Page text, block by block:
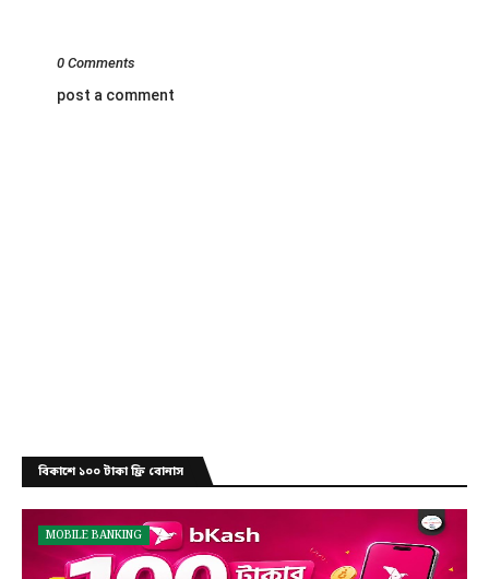
0 Comments
post a comment
বিকাশে ১০০ টাকা ফ্রি বোনাস
MOBILE BANKING